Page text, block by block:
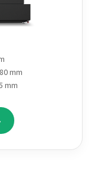
mm
mm